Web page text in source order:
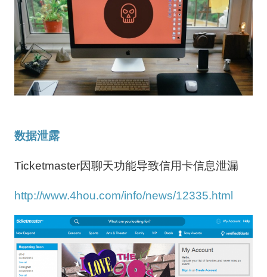
数据泄露
Ticketmaster因聊天功能导致信用卡信息泄漏
http://www.4hou.com/info/news/12335.html